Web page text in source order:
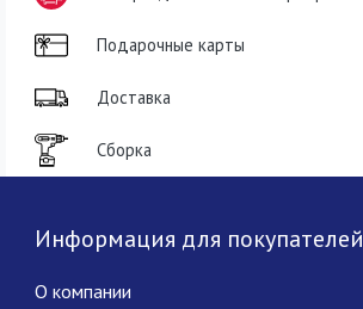
Подарочные карты
Доставка
Сборка
Информация для покупателей
О компании